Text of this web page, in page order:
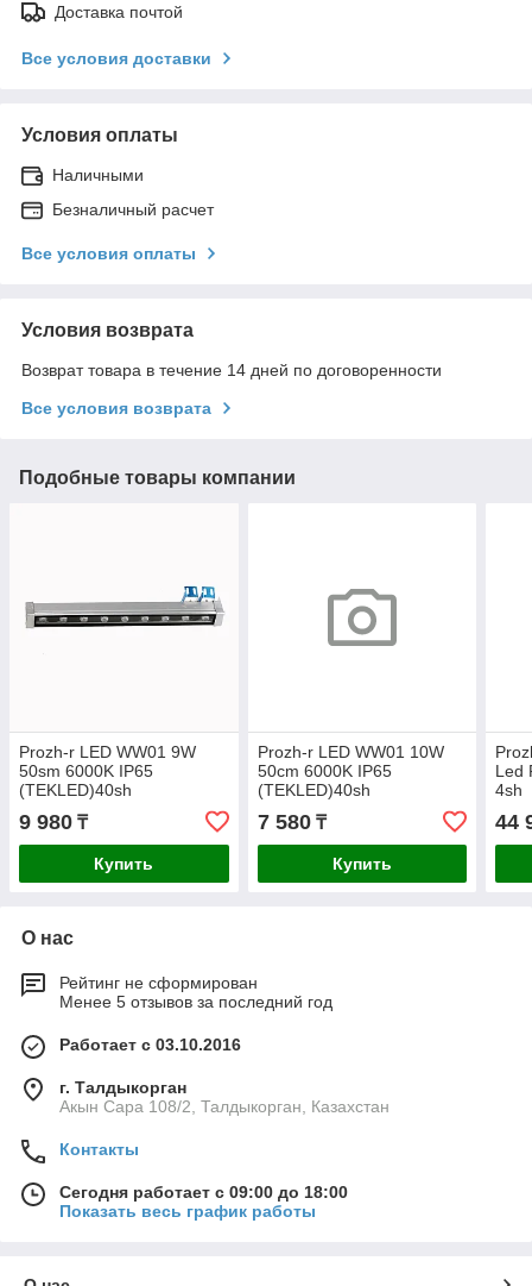
Доставка почтой
Все условия доставки
Условия оплаты
Наличными
Безналичный расчет
Все условия оплаты
Условия возврата
Возврат товара в течение 14 дней по договоренности
Все условия возврата
Подобные товары компании
Prozh-r LED WW01 9W
50sm 6000K IP65
(TEKLED)40sh
9 980 ₸
Купить
Prozh-r LED WW01 10W
50cm 6000K IP65
(TEKLED)40sh
7 580₸
Купить
Led
4sh
44
О нас
Рейтинг не сформирован
Менее 5 отзывов за последний год
Работает с 03.10.2016
г. Талдыкорган
Акын Сара 108/2, Талдыкорган, Казахстан
Контакты
Сегодня работает с 09:00 до 18:00
Показать весь график работы